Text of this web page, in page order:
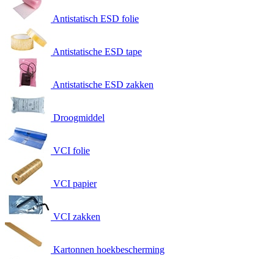
Antistatisch ESD folie
Antistatische ESD tape
Antistatische ESD zakken
Droogmiddel
VCI folie
VCI papier
VCI zakken
Kartonnen hoekbescherming